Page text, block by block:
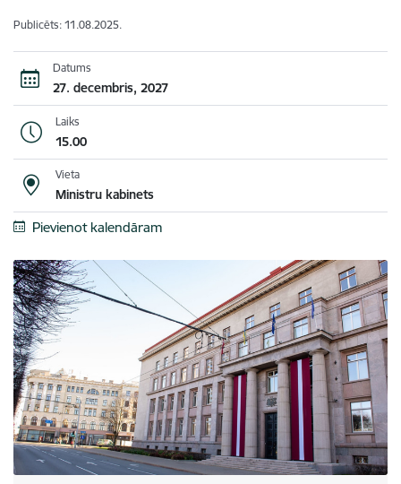
Publicēts: 11.08.2025.
Datums
27. decembris, 2027
Laiks
15.00
Vieta
Ministru kabinets
Pievienot kalendāram